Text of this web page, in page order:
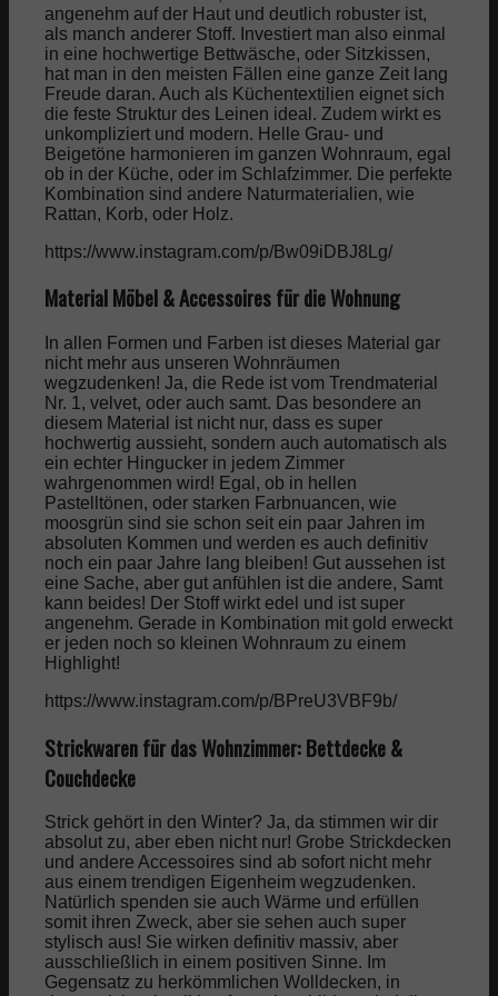
angenehm auf der Haut und deutlich robuster ist,
als manch anderer Stoff. Investiert man also einmal
in eine hochwertige Bettwäsche, oder Sitzkissen,
hat man in den meisten Fällen eine ganze Zeit lang
Freude daran. Auch als Küchentextilien eignet sich
die feste Struktur des Leinen ideal. Zudem wirkt es
unkompliziert und modern. Helle Grau- und
Beigetöne harmonieren im ganzen Wohnraum, egal
ob in der Küche, oder im Schlafzimmer. Die perfekte
Kombination sind andere Naturmaterialien, wie
Rattan, Korb, oder Holz.
https://www.instagram.com/p/Bw09iDBJ8Lg/
Material Möbel & Accessoires für die Wohnung
In allen Formen und Farben ist dieses Material gar
nicht mehr aus unseren Wohnräumen
wegzudenken! Ja, die Rede ist vom Trendmaterial
Nr. 1, velvet, oder auch samt. Das besondere an
diesem Material ist nicht nur, dass es super
hochwertig aussieht, sondern auch automatisch als
ein echter Hingucker in jedem Zimmer
wahrgenommen wird! Egal, ob in hellen
Pastelltönen, oder starken Farbnuancen, wie
moosgrün sind sie schon seit ein paar Jahren im
absoluten Kommen und werden es auch definitiv
noch ein paar Jahre lang bleiben! Gut aussehen ist
eine Sache, aber gut anfühlen ist die andere, Samt
kann beides! Der Stoff wirkt edel und ist super
angenehm. Gerade in Kombination mit gold erweckt
er jeden noch so kleinen Wohnraum zu einem
Highlight!
https://www.instagram.com/p/BPreU3VBF9b/
Strickwaren für das Wohnzimmer: Bettdecke &
Couchdecke
Strick gehört in den Winter? Ja, da stimmen wir dir
absolut zu, aber eben nicht nur! Grobe Strickdecken
und andere Accessoires sind ab sofort nicht mehr
aus einem trendigen Eigenheim wegzudenken.
Natürlich spenden sie auch Wärme und erfüllen
somit ihren Zweck, aber sie sehen auch super
stylisch aus! Sie wirken definitiv massiv, aber
ausschließlich in einem positiven Sinne. Im
Gegensatz zu herkömmlichen Wolldecken, in